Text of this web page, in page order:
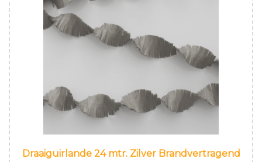
Draaiguirlande 24 mtr. Zilver Brandvertragend